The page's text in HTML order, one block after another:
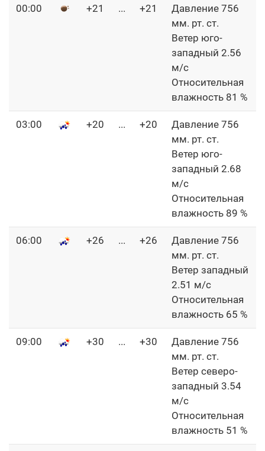
00:00 +21 ... +21
Давление 756
мм. рт. ст.
Ветер юго-
западный 2.56
м/с
Относительная
влажность 81 %
03:00 +20 ... +20
Давление 756
мм. рт. ст.
Ветер юго-
западный 2.68
м/с
Относительная
влажность 89 %
06:00 +26 ... +26
Давление 756
мм. рт. ст.
Ветер западный
2.51 м/с
Относительная
влажность 65 %
09:00 +30 ... +30
Давление 756
мм. рт. ст.
Ветер северо-
западный 3.54
м/с
Относительная
влажность 51 %